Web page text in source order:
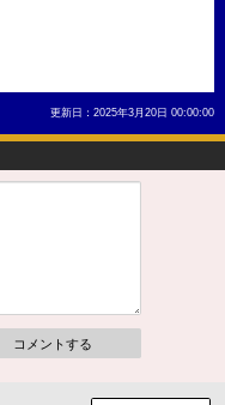
更新日：2025年3月20日 00:00:00
コメントする